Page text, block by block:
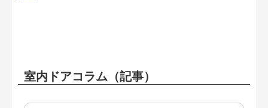
室内ドアコラム（記事）